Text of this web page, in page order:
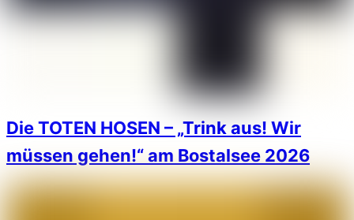
Die TOTEN HOSEN – „Trink aus! Wir
müssen gehen!“ am Bostalsee 2026